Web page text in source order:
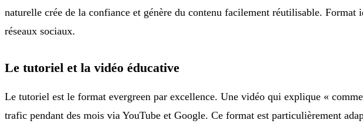
naturelle crée de la confiance et génère du contenu facilement réutilisable.
réseaux sociaux.
Le tutoriel et la vidéo éducative
Le tutoriel est le format evergreen par excellence. Une vidéo qui explique «
trafic pendant des mois via YouTube et Google. Ce format est particulièrement